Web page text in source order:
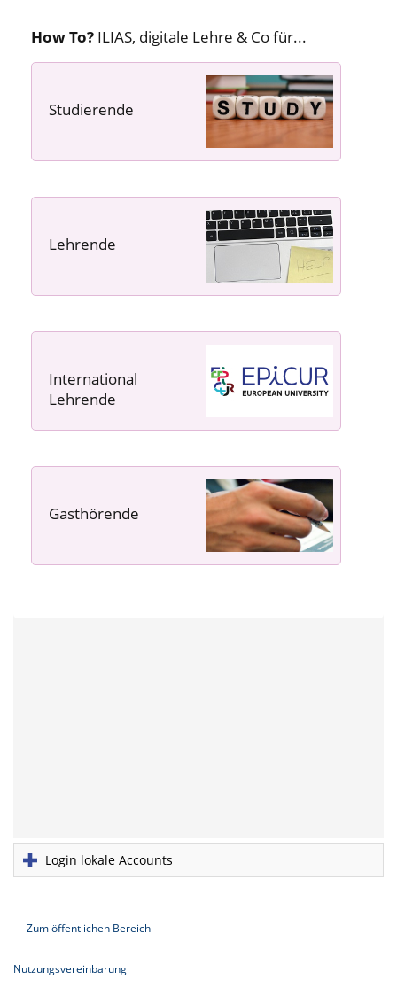
How To? ILIAS, digitale Lehre & Co für...
Studierende
Lehrende
International
Lehrende
Gasthörende
Login lokale Accounts
Zum öffentlichen Bereich
Nutzungsvereinbarung